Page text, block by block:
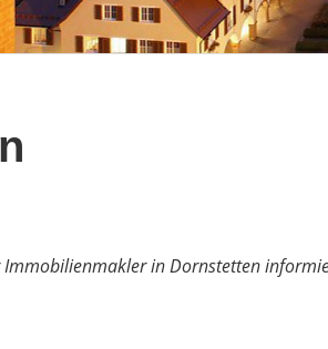
in Dornstetten